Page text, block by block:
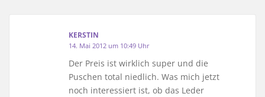
KERSTIN
14. Mai 2012 um 10:49 Uhr
Der Preis ist wirklich super und die
Puschen total niedlich. Was mich jetzt
noch interessiert ist, ob das Leder